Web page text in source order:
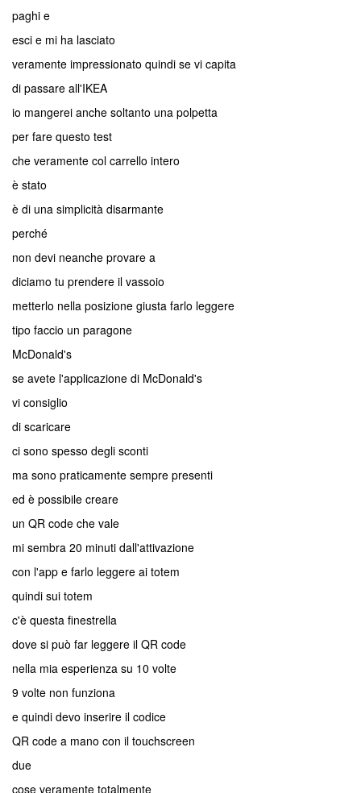
paghi e
esci e mi ha lasciato
veramente impressionato quindi se vi capita
di passare all'IKEA
io mangerei anche soltanto una polpetta
per fare questo test
che veramente col carrello intero
è stato
è di una simplicità disarmante
perché
non devi neanche provare a
diciamo tu prendere il vassoio
metterlo nella posizione giusta farlo leggere
tipo faccio un paragone
McDonald's
se avete l'applicazione di McDonald's
vi consiglio
di scaricare
ci sono spesso degli sconti
ma sono praticamente sempre presenti
ed è possibile creare
un QR code che vale
mi sembra 20 minuti dall'attivazione
con l'app e farlo leggere ai totem
quindi sui totem
c'è questa finestrella
dove si può far leggere il QR code
nella mia esperienza su 10 volte
9 volte non funziona
e quindi devo inserire il codice
QR code a mano con il touchscreen
due
cose veramente totalmente